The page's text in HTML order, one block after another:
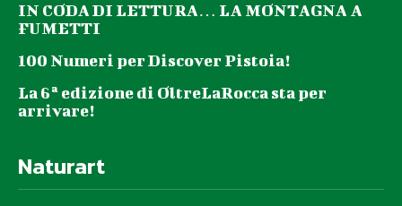
IN CODA DI LETTURA… LA MONTAGNA A
FUMETTI
100 Numeri per Discover Pistoia!
La 6ª edizione di OltreLaRocca sta per
arrivare!
Naturart